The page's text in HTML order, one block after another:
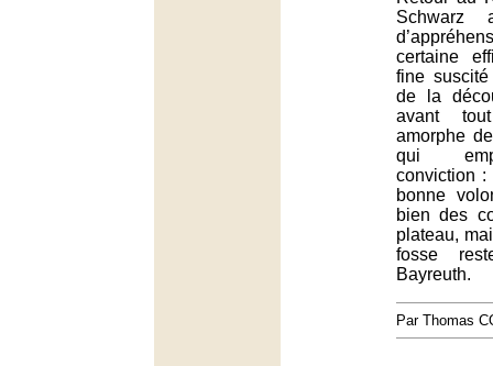
Schwarz
certaine
fine
de la
avant
amorphe
qui
conviction :
bonne
bien des
plateau,
fosse
Bayreuth.
Par Thomas